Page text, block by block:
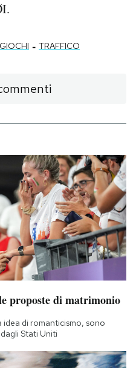
- TRAFFICO
proposte di matrimonio
di romanticismo, sono
Stati Uniti